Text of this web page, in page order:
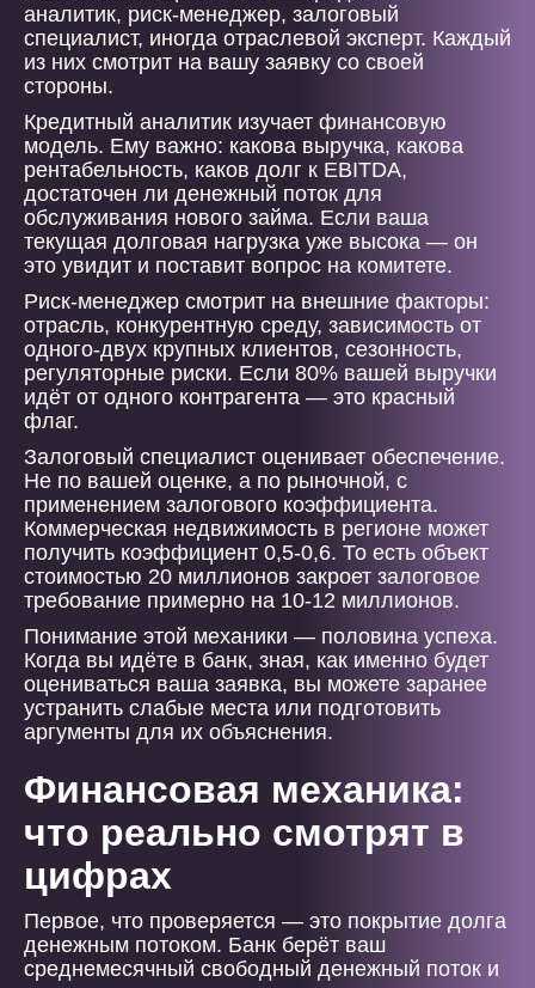
аналитик, риск-менеджер, залоговый
специалист, иногда отраслевой эксперт. Каждый
из них смотрит на вашу заявку со своей
стороны.
Кредитный аналитик изучает финансовую
модель. Ему важно: какова выручка, какова
рентабельность, каков долг к EBITDA,
достаточен ли денежный поток для
обслуживания нового займа. Если ваша
текущая долговая нагрузка уже высока — он
это увидит и поставит вопрос на комитете.
Риск-менеджер смотрит на внешние факторы:
отрасль, конкурентную среду, зависимость от
одного-двух крупных клиентов, сезонность,
регуляторные риски. Если 80% вашей выручки
идёт от одного контрагента — это красный
флаг.
Залоговый специалист оценивает обеспечение.
Не по вашей оценке, а по рыночной, с
применением залогового коэффициента.
Коммерческая недвижимость в регионе может
получить коэффициент 0,5-0,6. То есть объект
стоимостью 20 миллионов закроет залоговое
требование примерно на 10-12 миллионов.
Понимание этой механики — половина успеха.
Когда вы идёте в банк, зная, как именно будет
оцениваться ваша заявка, вы можете заранее
устранить слабые места или подготовить
аргументы для их объяснения.
Финансовая механика:
что реально смотрят в
цифрах
Первое, что проверяется — это покрытие долга
денежным потоком. Банк берёт ваш
среднемесячный свободный денежный поток и